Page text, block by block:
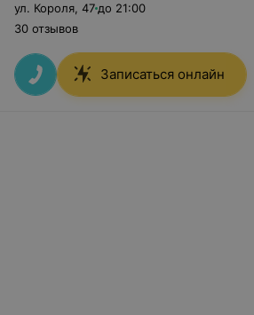
ул. Короля 47 до 21:00
30 отзывов
Записаться онлайн